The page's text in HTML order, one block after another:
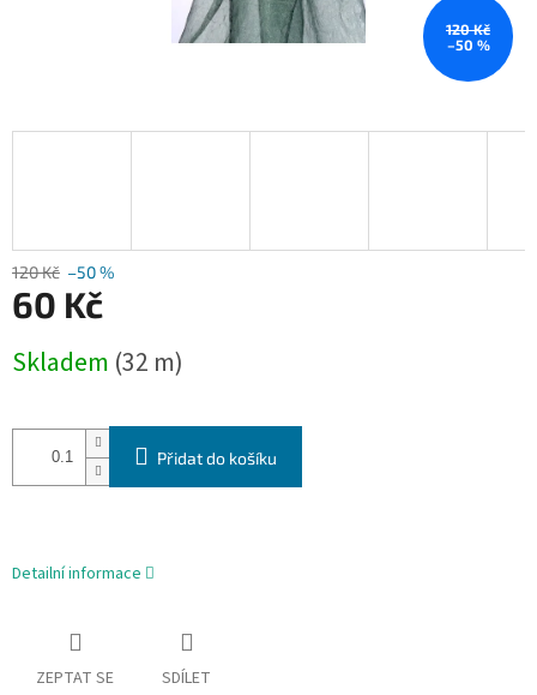
120 Kč
–50 %
120 Kč –50 %
60 Kč
cena:
Skladem (32 m)
Přidat do košíku
Detailní informace
ZEPTAT SE SDÍLET